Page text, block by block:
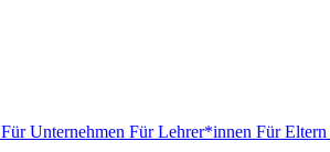
Für Unternehmen Für Lehrer*innen Für Eltern